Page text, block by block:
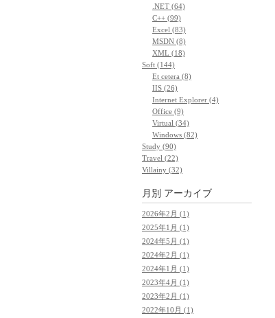
.NET (64)
C++ (99)
Excel (83)
MSDN (8)
XML (18)
Soft (144)
Et cetera (8)
IIS (26)
Internet Explorer (4)
Office (9)
Virtual (34)
Windows (82)
Study (90)
Travel (22)
Villainy (32)
月別 アーカイブ
2026年2月 (1)
2025年1月 (1)
2024年5月 (1)
2024年2月 (1)
2024年1月 (1)
2023年4月 (1)
2023年2月 (1)
2022年10月 (1)